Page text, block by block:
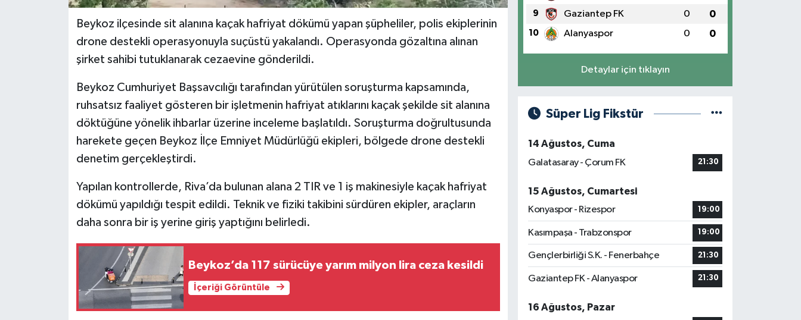
Beykoz ilçesinde sit alanına kaçak hafriyat dökümü yapan şüpheliler, polis ekiplerinin
drone destekli operasyonuyla suçüstü yakalandı. Operasyonda gözaltına alınan
şirket sahibi tutuklanarak cezaevine gönderildi.
Beykoz Cumhuriyet Başsavcılığı tarafından yürütülen soruşturma kapsamında,
ruhsatsız faaliyet gösteren bir işletmenin hafriyat atıklarını kaçak şekilde sit alanına
döktüğüne yönelik ihbarlar üzerine inceleme başlatıldı. Soruşturma doğrultusunda
harekete geçen Beykoz İlçe Emniyet Müdürlüğü ekipleri, bölgede drone destekli
denetim gerçekleştirdi.
Yapılan kontrollerde, Riva’da bulunan alana 2 TIR ve 1 iş makinesiyle kaçak hafriyat
dökümü yapıldığı tespit edildi. Teknik ve fiziki takibini sürdüren ekipler, araçların
daha sonra bir iş yerine giriş yaptığını belirledi.
Beykoz’da 117 sürücüye yarım milyon lira ceza kesildi
İçeriği Görüntüle
9 Gaziantep FK 0 0
10 Alanyaspor 0 0
Detaylar için tıklayın
Süper Lig Fikstür
14 Ağustos, Cuma
Galatasaray - Çorum FK
21:30
15 Ağustos, Cumartesi
Konyaspor - Rizespor
19:00
Kasımpaşa - Trabzonspor 19:00
Gençlerbirliği S.K. - Fenerbahçe 21:30
Gaziantep FK - Alanyaspor 21:30
16 Ağustos, Pazar